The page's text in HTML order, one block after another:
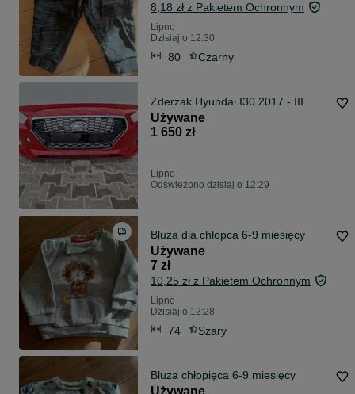
8,18 zł z Pakietem Ochronnym
Lipno
Dzisiaj o 12:30
80 Czarny
Zderzak Hyundai I30 2017 - III
Używane
1 650 zł
Lipno
Odświeżono dzisiaj o 12:29
Bluza dla chłopca 6-9 miesięcy
Używane
7 zł
10,25 zł z Pakietem Ochronnym
Lipno
Dzisiaj o 12:28
74 Szary
Bluza chłopięca 6-9 miesięcy